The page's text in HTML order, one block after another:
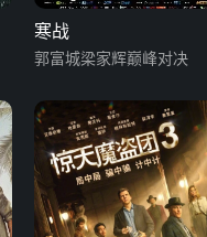
寒战
郭富城梁家辉巅峰对决